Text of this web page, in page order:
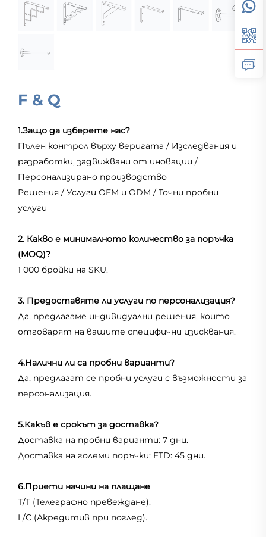
F & Q
1.Защо да изберете нас?
Пълен контрол върху веригата / Изследвания и
разработки, задвижвани от иновации /
Персонализирано производство
Решения / Услуги OEM и ODM / Точни пробни
услуги
2. Какво е минималното количество за поръчка
(MOQ)?
1 000 бройки на SKU.
3. Предоставяте ли услуги по персонализация?
Да, предлагаме индивидуални решения, които
отговарят на вашите специфични изисквания.
4.Налични ли са пробни варианти?
Да, предлагат се пробни услуги с възможности за
персонализация.
5.Какъв е срокът за доставка?
Доставка на пробни варианти: 7 дни.
Доставка на големи поръчки: ETD: 45 дни.
6.Приети начини на плащане
T/T (Телеграфно превеждане).
L/C (Акредитив при поглед).